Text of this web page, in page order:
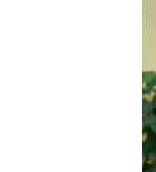
УКРАИНСКАЯ